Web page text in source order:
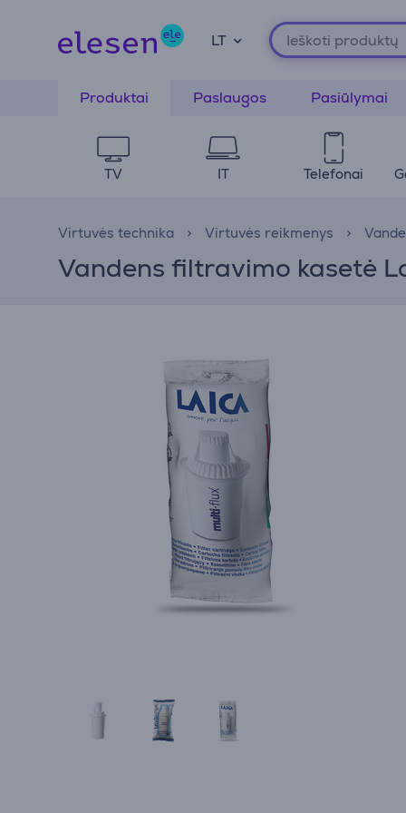
LT
Produktai Paslaugos Pasiūlymai
TV IT Telefonai
Virtuvės technika Virtuvės reikmenys
Vandens filtravimo kasetė